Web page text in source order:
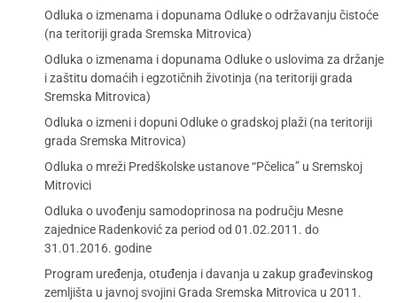
Odluka o izmenama i dopunama Odluke o održavanju čistoće
(na teritoriji grada Sremska Mitrovica)
Odluka o izmenama i dopunama Odluke o uslovima za držanje
i zaštitu domaćih i egzotičnih životinja (na teritoriji grada
Sremska Mitrovica)
Odluka o izmeni i dopuni Odluke o gradskoj plaži (na teritoriji
grada Sremska Mitrovica)
Odluka o mreži Predškolske ustanove “Pčelica” u Sremskoj
Mitrovici
Odluka o uvođenju samodoprinosa na području Mesne
zajednice Radenković za period od 01.02.2011. do
31.01.2016. godine
Program uređenja, otuđenja i davanja u zakup građevinskog
zemljišta u javnoj svojini Grada Sremska Mitrovica u 2011.